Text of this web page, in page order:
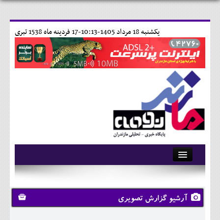
17 فردينه ماه 1538 تبری يکشنبه 18 مرداد 1405-10:13-
آرشیو
تماس با ما
وبلاگ
آرشیو گزارش تصویری